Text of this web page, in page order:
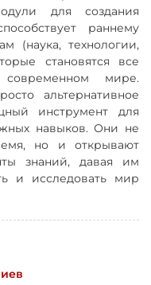
для создания
раннему
(наука, технологии,
становятся все
мире.
альтернативное
инструмент для
навыков. Они не
но и открывают
знаний, давая им
и исследовать мир